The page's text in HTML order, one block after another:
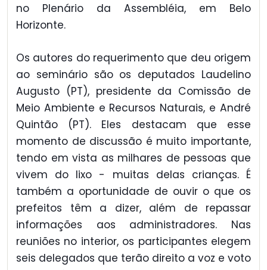
no Plenário da Assembléia, em Belo
Horizonte.
Os autores do requerimento que deu origem
ao seminário são os deputados Laudelino
Augusto (PT), presidente da Comissão de
Meio Ambiente e Recursos Naturais, e André
Quintão (PT). Eles destacam que esse
momento de discussão é muito importante,
tendo em vista as milhares de pessoas que
vivem do lixo - muitas delas crianças. É
também a oportunidade de ouvir o que os
prefeitos têm a dizer, além de repassar
informações aos administradores. Nas
reuniões no interior, os participantes elegem
seis delegados que terão direito a voz e voto